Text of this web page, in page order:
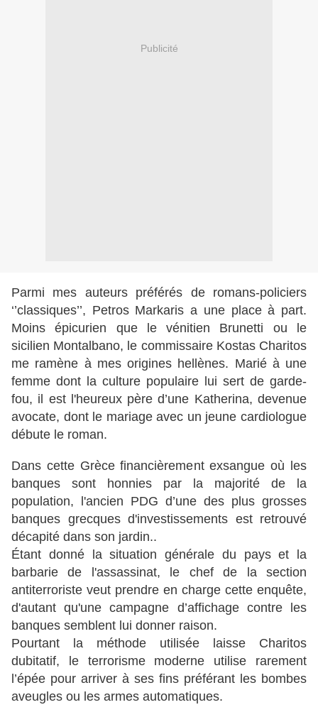
Publicité
Parmi mes auteurs préférés de romans-policiers
‘’classiques’’, Petros Markaris a une place à part.
Moins épicurien que le vénitien Brunetti ou le
sicilien Montalbano, le commissaire Kostas Charitos
me ramène à mes origines hellènes. Marié à une
femme dont la culture populaire lui sert de garde-
fou, il est l'heureux père d’une Katherina, devenue
avocate, dont le mariage avec un jeune cardiologue
débute le roman.
Dans cette Grèce financièrement exsangue où les
banques sont honnies par la majorité de la
population, l'ancien PDG d’une des plus grosses
banques grecques d'investissements est retrouvé
décapité dans son jardin..
Étant donné la situation générale du pays et la
barbarie de l'assassinat, le chef de la section
antiterroriste veut prendre en charge cette enquête,
d'autant qu'une campagne d’affichage contre les
banques semblent lui donner raison.
Pourtant la méthode utilisée laisse Charitos
dubitatif, le terrorisme moderne utilise rarement
l’épée pour arriver à ses fins préférant les bombes
aveugles ou les armes automatiques.